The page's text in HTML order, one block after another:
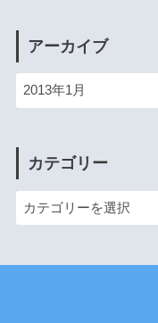
アーカイブ
カテゴリー